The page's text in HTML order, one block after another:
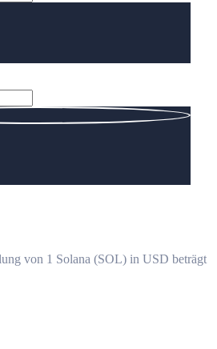
von 1 Solana (SOL) in USD beträgt